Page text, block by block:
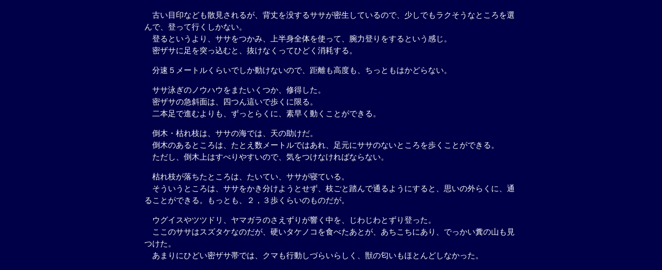
古い目印なども散見されるが、背丈を没するササが密生しているので、少しでもラクそうなところを選
んで、登って行くしかない。
登るというより、ササをつかみ、上半身全体を使って、腕力登りをするという感じ。
密ザサに足を突っ込むと、抜けなくってひどく消耗する。
分速５メートルくらいでしか動けないので、距離も高度も、ちっともはかどらない。
ササ泳ぎのノウハウをまたいくつか、修得した。
密ザサの急斜面は、四つん這いで歩くに限る。
二本足で進むよりも、ずっとらくに、素早く動くことができる。
倒木・枯れ枝は、ササの海では、天の助けだ。
倒木のあるところは、たとえ数メートルではあれ、足元にササのないところを歩くことができる。
ただし、倒木上はすべりやすいので、気をつけなければならない。
枯れ枝が落ちたところは、たいてい、ササが寝ている。
そういうところは、ササをかき分けようとせず、枝ごと踏んで通るようにすると、思いの外らくに、通
ることができる。もっとも、２，３歩くらいのものだが。
ウグイスやツツドリ、ヤマガラのさえずりが響く中を、じわじわとずり登った。
ここのササはスズタケなのだが、硬いタケノコを食べたあとが、あちこちにあり、でっかい糞の山も見
つけた。
あまりにひどい密ザサ帯では、クマも行動しづらいらしく、獣の匂いもほとんどしなかった。